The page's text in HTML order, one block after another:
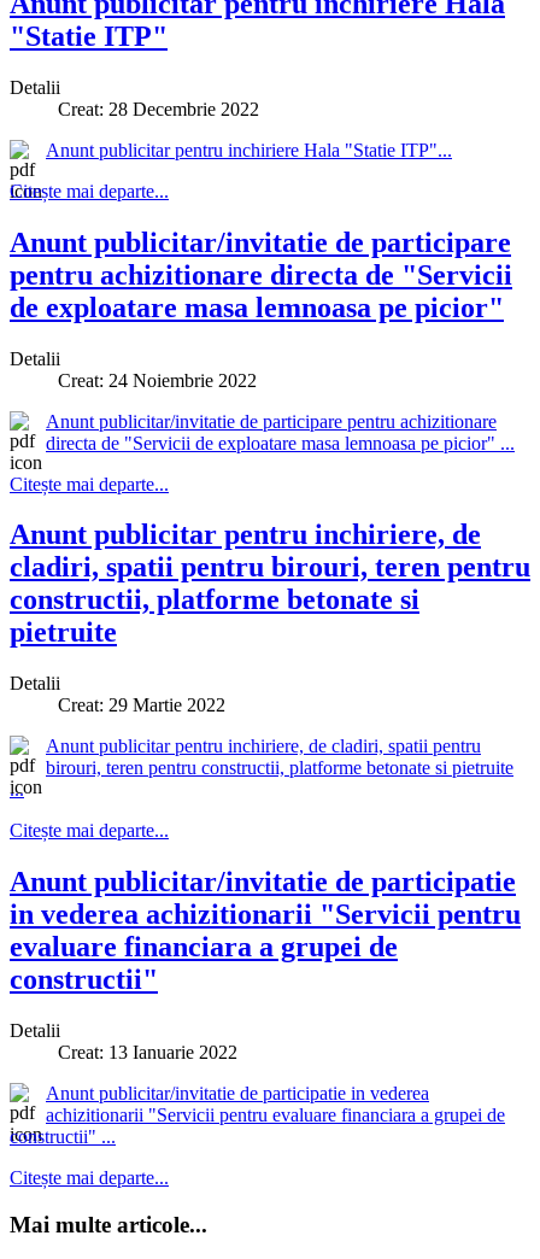
"Statie ITP"
Detalii
Creat: 28 Decembrie 2022
Anunt publicitar pentru inchiriere Hala "Statie ITP"...
Citește mai departe...
Anunt publicitar/invitatie de participare
pentru achizitionare directa de "Servicii
de exploatare masa lemnoasa pe picior"
Detalii
Creat: 24 Noiembrie 2022
Anunt publicitar/invitatie de participare pentru achizitionare
directa de "Servicii de exploatare masa lemnoasa pe picior" ...
Citește mai departe...
Anunt publicitar pentru inchiriere, de
cladiri, spatii pentru birouri, teren pentru
constructii, platforme betonate si
pietruite
Detalii
Creat: 29 Martie 2022
Anunt publicitar pentru inchiriere, de cladiri, spatii pentru
birouri, teren pentru constructii, platforme betonate si pietruite
...
Citește mai departe...
Anunt publicitar/invitatie de participatie
in vederea achizitionarii "Servicii pentru
evaluare financiara a grupei de
constructii"
Detalii
Creat: 13 Ianuarie 2022
Anunt publicitar/invitatie de participatie in vederea
achizitionarii "Servicii pentru evaluare financiara a grupei de
constructii" ...
Citește mai departe...
Mai multe articole...